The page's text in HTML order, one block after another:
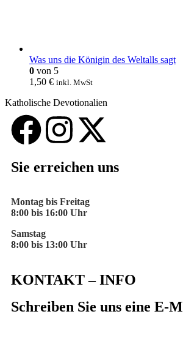
Was uns die Königin des Weltalls sagt
0 von 5
1,50 € inkl. MwSt
Katholische Devotionalien
Sie erreichen uns
Montag bis Freitag
8:00 bis 16:00 Uhr
Samstag
8:00 bis 13:00 Uhr
KONTAKT – INFO
Schreiben Sie uns eine E-